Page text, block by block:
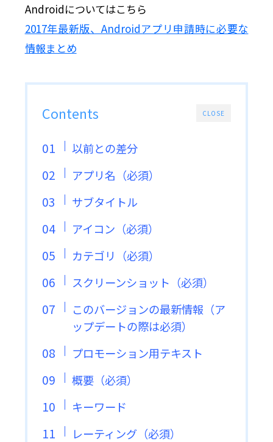
Androidについてはこちら
2017年最新版、Androidアプリ申請時に必要な
情報まとめ
CLOSE
Contents
以前との差分
アプリ名（必須）
サブタイトル
アイコン（必須）
カテゴリ（必須）
スクリーンショット（必須）
このバージョンの最新情報（ア
ップデートの際は必須）
プロモーション用テキスト
概要（必須）
キーワード
レーティング（必須）